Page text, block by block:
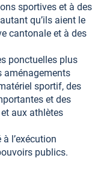
sportives et à des
qu’ils aient le
cantonale et à des
ponctuelles plus
aménagements
sportif, des
et des
aux athlètes
l’exécution
publics.